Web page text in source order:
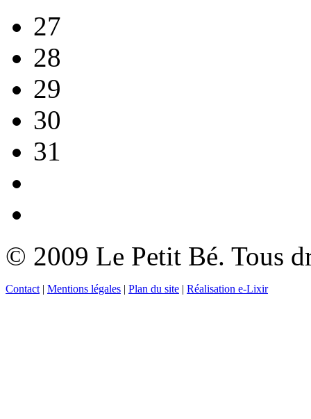
27
28
29
30
31
© 2009 Le Petit Bé. Tous
Contact | Mentions légales | Plan du site | Réalisation e-Lixir